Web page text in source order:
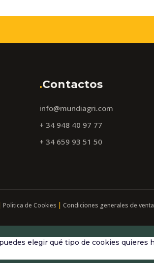
.Contactos
info@mundiagri.com
+ 34 948 40 97 77
+ 34 659 93 51 50
Politica de Cookies | Condiciones generales de venta
elegir qué tipo de cookies quieres